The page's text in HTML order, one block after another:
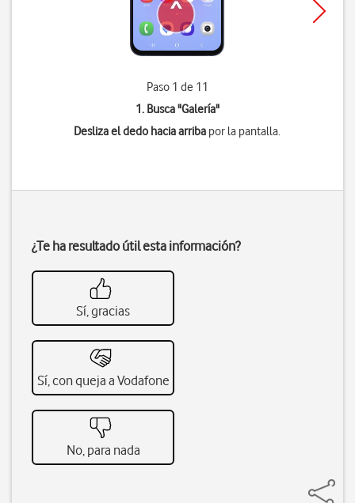
Paso 1 de 11
1. Busca "Galería"
Desliza el dedo hacia arriba por la pantalla.
¿Te ha resultado útil esta información?
Sí, gracias
Sí, con queja a Vodafone
No, para nada